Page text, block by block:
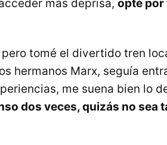
más deprisa, opté por
tomé el divertido tren
hermanos Marx, seguía
me suena bien lo
dos veces, quizás no sea